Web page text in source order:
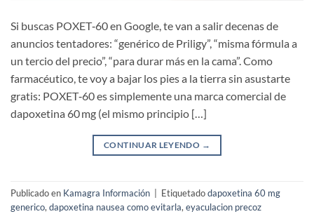
Si buscas POXET‑60​ en Google, te van a salir decenas de
anuncios tentadores: “genérico de Priligy”, “misma fórmula a
un tercio del precio”, “para durar más en la cama”. Como
farmacéutico, te voy a bajar los pies a la tierra sin asustarte
gratis: POXET‑60 es simplemente una marca comercial de
dapoxetina 60 mg​ (el mismo principio […]
CONTINUAR LEYENDO →
Publicado en Kamagra Información Etiquetadodapoxetina 60 mg
generico,dapoxetina nausea como evitarla,eyaculacion precoz